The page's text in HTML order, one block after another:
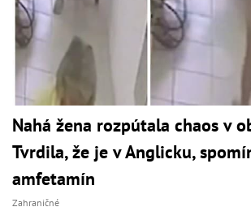
Nahá žena rozpútala chaos v
Tvrdila, že je v Anglicku,
amfetamín
Zahraničné